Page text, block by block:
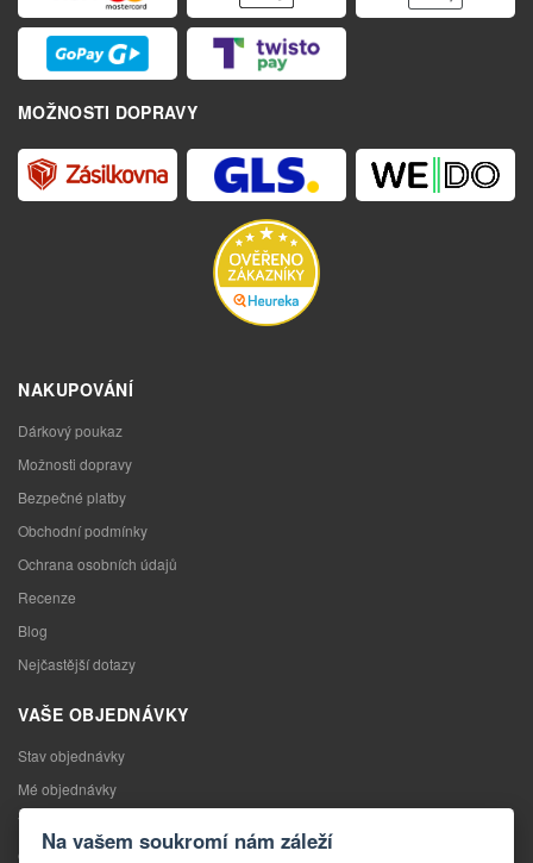
MOŽNOSTI DOPRAVY
NAKUPOVÁNÍ
Dárkový poukaz
Možnosti dopravy
Bezpečné platby
Obchodní podmínky
Ochrana osobních údajů
Recenze
Blog
Nejčastější dotazy
VAŠE OBJEDNÁVKY
Stav objednávky
Mé objednávky
Výměna zboží
Odstoupení od kupní smlouvy
Na vašem soukromí nám záleží